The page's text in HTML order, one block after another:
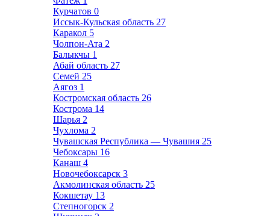
Курчатов 0
Иссык-Кульская область 27
Каракол 5
Чолпон-Ата 2
Балыкчы 1
Абай область 27
Семей 25
Аягоз 1
Костромская область 26
Кострома 14
Шарья 2
Чухлома 2
Чувашская Республика — Чувашия 25
Чебоксары 16
Канаш 4
Новочебоксарск 3
Акмолинская область 25
Кокшетау 13
Степногорск 2